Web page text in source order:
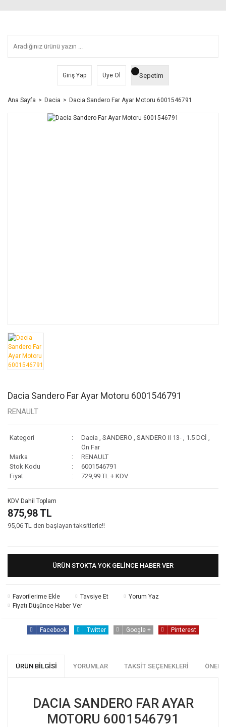
Giriş Yap Üye Ol Sepetim
Ana Sayfa Dacia Dacia Sandero Far Ayar Motoru 6001546791
Dacia Sandero Far Ayar Motoru 6001546791
RENAULT
Kategori Dacia SANDERO SANDERO II 13- 1.5 DCİ
Ön Far
Marka
RENAULT
Stok Kodu
6001546791
Fiyat
729,99 TL + KDV
KDV Dahil Toplam
875,98 TL
95,06 TL den başlayan taksitlerle!!
ÜRÜN STOKTA YOK GELINCE HABER VER
Tavsiye Et
Yorum Yaz
Fiyatı Düşünce Haber Ver
Facebook Twitter Google + Pinterest
ÜRÜN BILGISI YORUMLAR TAKSIT SEÇENEKLERI
DACIA SANDERO FAR AYAR
MOTORU 6001546791